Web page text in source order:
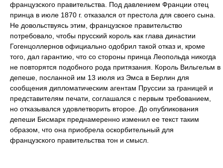
французского правительства. Под давлением Франции отец
принца в июле 1870 г. отказался от престола для своего сына.
Не довольствуясь этим, французское правительство
потребовало, чтобы прусский король как глава династии
Гогенцоллернов официально одобрил такой отказ и, кроме
того, дал гарантию, что со стороны принца Леопольда никогда
не повторятся подобного рода притязания. Король Вильгельм в
депеше, посланной им 13 июля из Эмса в Берлин для
сообщения дипломатическим агентам Пруссии за границей и
представителям печати, соглашался с первым требованием,
но отказывался удовлетворить второе. До опубликования
депеши Бисмарк преднамеренно изменил ее текст таким
образом, что она приобрела оскорбительный для
французского правительства тон и смысл.